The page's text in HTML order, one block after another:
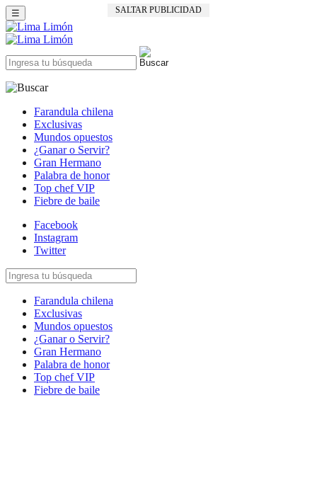
SALTAR PUBLICIDAD
☰
Farandula chilena
Exclusivas
Mundos opuestos
¿Ganar o Servir?
Gran Hermano
Palabra de honor
Top chef VIP
Fiebre de baile
Facebook
Instagram
Twitter
Farandula chilena
Exclusivas
Mundos opuestos
¿Ganar o Servir?
Gran Hermano
Palabra de honor
Top chef VIP
Fiebre de baile